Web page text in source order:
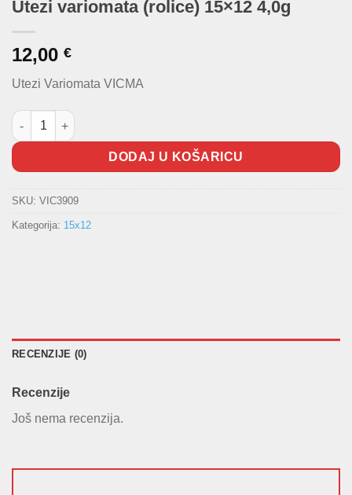
Utezi variomata (rolice) 15×12 4,0g
12,00 €
Utezi Variomata VICMA
Utezi variomata (rolice) 15x12 4,0g količina
DODAJ U KOŠARICU
SKU: VIC3909
Kategorija: 15x12
RECENZIJE (0)
Recenzije
Još nema recenzija.